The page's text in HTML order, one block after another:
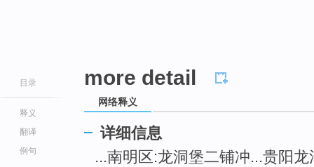
目录
释义
翻译
例句
more detail
网络释义
详细信息
...南明区:龙洞堡二铺冲...贵阳